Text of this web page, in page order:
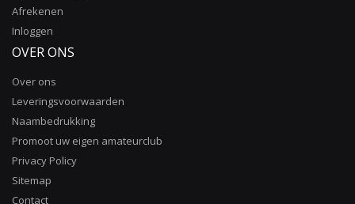
Afrekenen
Inloggen
OVER ONS
Over ons
Leveringsvoorwaarden
Naambedrukking
Promoot uw eigen amateurclub
Privacy Policy
Sitemap
Contact